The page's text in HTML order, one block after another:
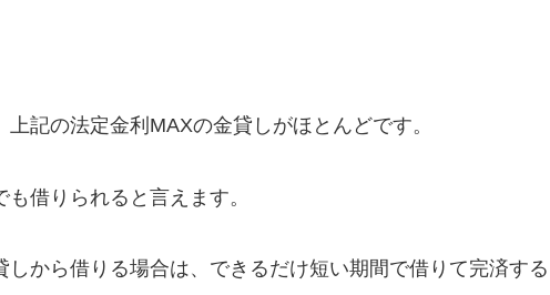
記の法定金利MAXの金貸しがほとんどです。
借りられると言えます。
から借りる場合は、できるだけ短い期間で借りて完済する